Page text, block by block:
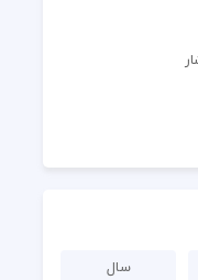
سال